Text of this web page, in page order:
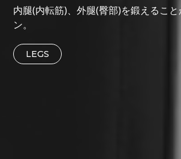
内腿(内転筋)、外腿(臀部)を鍛えるこ
ン。
LEGS